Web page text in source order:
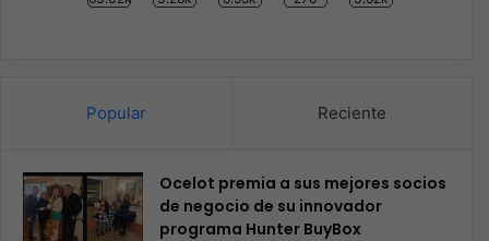
Popular Reciente
Ocelot premia a sus mejores socios
de negocio de su innovador
programa Hunter BuyBox